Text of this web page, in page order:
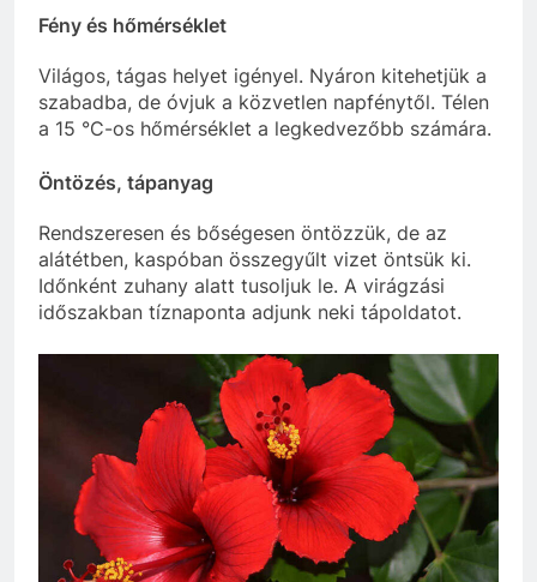
Fény és hőmérséklet
Világos, tágas helyet igényel. Nyáron kitehetjük a
szabadba, de óvjuk a közvetlen napfénytől. Télen
a 15 °C-os hőmérséklet a legkedvezőbb számára.
Öntözés, tápanyag
Rendszeresen és bőségesen öntözzük, de az
alátétben, kaspóban összegyűlt vizet öntsük ki.
Időnként zuhany alatt tusoljuk le. A virágzási
időszakban tíznaponta adjunk neki tápoldatot.